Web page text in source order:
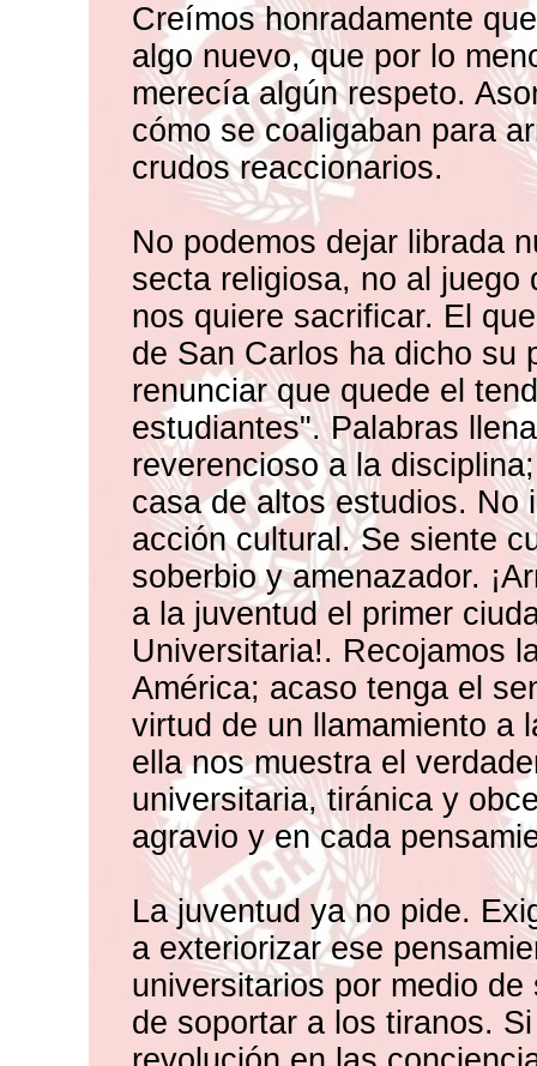
Creímos honradamente
algo nuevo, que por lo
merecía algún respeto.
cómo se coaligaban para
crudos reaccionarios.
No podemos dejar librada
secta religiosa, no al
nos quiere sacrificar. El
de San Carlos ha dicho su
renunciar que quede el
estudiantes". Palabras
reverencioso a la
casa de altos estudios. No
acción cultural. Se siente
soberbio y amenazador.
a la juventud el primer
Universitaria!. Recojamos
América; acaso tenga el
virtud de un llamamiento a
ella nos muestra el
universitaria, tiránica y
agravio y en cada
La juventud ya no pide.
a exteriorizar ese
universitarios por medio
de soportar a los tiranos.